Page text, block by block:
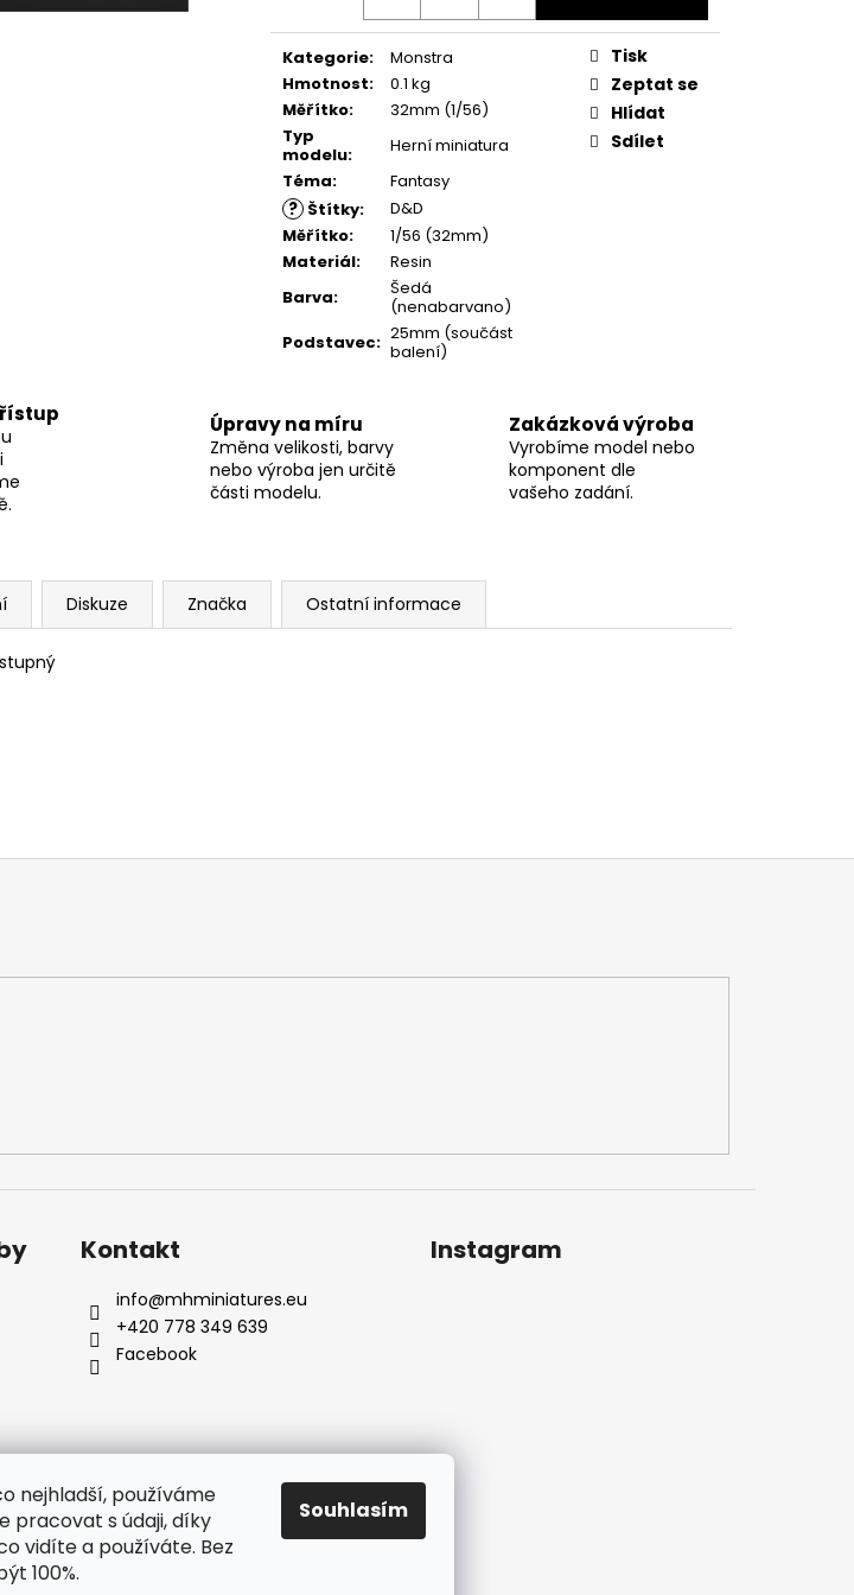
nejhladší, používáme
pracovat s údaji, díky
vidíte a používáte. Bez
100%.
Souhlasím
Kategorie:
Monstra
Hmotnost:
0.1 kg
Měřítko:
32mm (1/56)
Typ
modelu:
Herní miniatura
Téma: Fantasy
? Štítky:
D&D
Měřítko:
1/56 (32mm)
Materiál:
Resin
Barva:
Šedá
(nenabarvano)
Podstavec: 25mm (součást
balení)
Tisk
Zeptat se
Hlídat
Sdílet
Úpravy na míru
Změna velikosti, barvy
nebo výroba jen určitě
části modelu.
Zakázková výroba
Vyrobíme model nebo
komponent dle
vašeho zadání.
Diskuze Značka Ostatní informace
Kontakt
info@mhminiatures.eu
+420 778 349 639
Facebook
Instagram
Soutěže Hodnocení zákazníků